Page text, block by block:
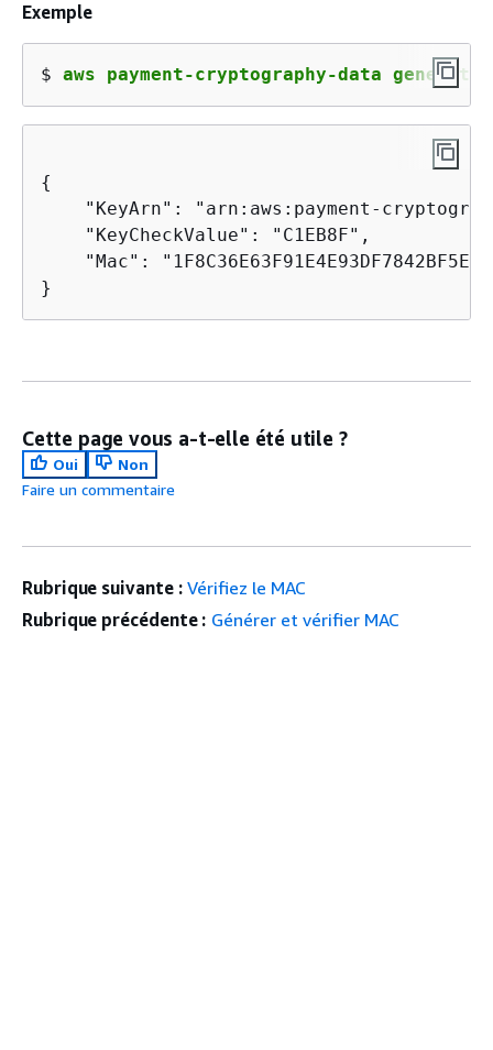
Exemple
$ aws payment-cryptography-data
{
"KeyArn": "arn:aws:payment-
    "KeyCheckValue": "C1EB8F",
"Mac":
}
Cette page vous a-t-elle été utile ?
Oui
Non
Faire un commentaire
Rubrique suivante : Vérifiez le MAC
Rubrique précédente : Générer et vérifier MAC